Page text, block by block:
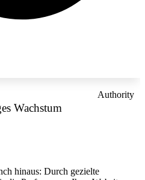
Authority
Wachstum
hinaus: Durch gezielte